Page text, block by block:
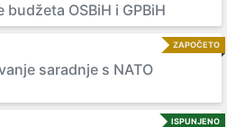
OSBiH i GPBiH
ZAPOČETO
saradnje s NATO
ISPUNJENO